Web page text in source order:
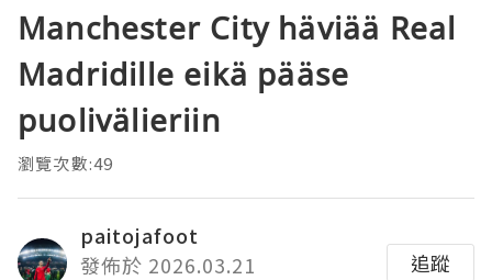
Manchester City häviää Real
Madridille eikä pääse
puolivälieriin
瀏覽次數:49
paitojafoot
發佈於 2026.03.21
追蹤